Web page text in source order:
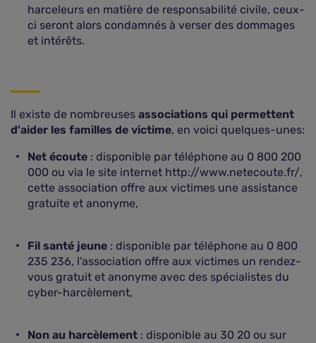
harceleurs en matière de responsabilité civile, ceux-
ci seront alors condamnés à verser des dommages
et intérêts.
Il existe de nombreuses associations qui permettent
d'aider les familles de victime, en voici quelques-unes:
Net écoute : disponible par téléphone au 0 800 200
000 ou via le site internet http://www.netecoute.fr/,
cette association offre aux victimes une assistance
gratuite et anonyme,
Fil santé jeune : disponible par téléphone au 0 800
235 236, l'association offre aux victimes un rendez-
vous gratuit et anonyme avec des spécialistes du
cyber-harcèlement,
Non au harcèlement : disponible au 30 20 ou sur